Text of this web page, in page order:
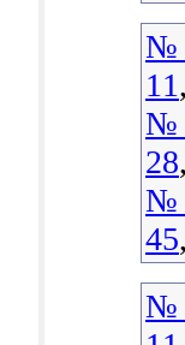
№
11,
№
28,
№
45,
№